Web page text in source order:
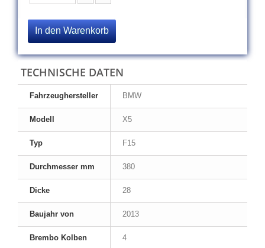
In den Warenkorb
TECHNISCHE DATEN
Fahrzeughersteller BMW
Modell X5
Typ F15
Durchmesser mm 380
Dicke 28
Baujahr von 2013
Brembo Kolben 4